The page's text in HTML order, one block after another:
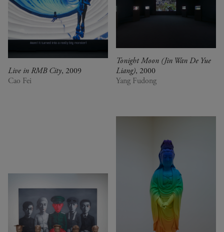
Live in RMB City, 2009
Cao Fei
Tonight Moon (Jin Wan De Yue
Liang), 2000
Yang Fudong